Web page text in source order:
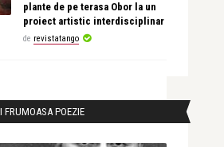
plante de pe terasa Obor la un
proiect artistic interdisciplinar
de revistatango
FRUMOASA POEZIE